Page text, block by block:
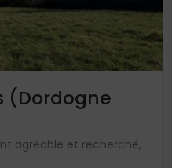
(Dordogne
agréable et recherché,